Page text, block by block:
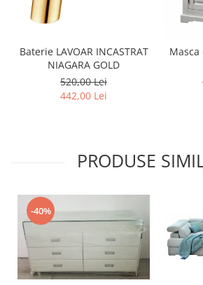
Baterie LAVOAR INCASTRAT
NIAGARA GOLD
520,00 Lei
442,00 Lei
PRODUSE
-40%